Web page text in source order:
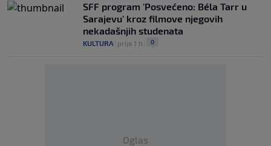
SFF program 'Posvećeno: Béla Tarr u
Sarajevu' kroz filmove njegovih
nekadašnjih studenata
KULTURA prije 1 h 0
Oglas